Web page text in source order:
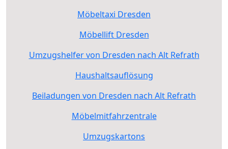
Möbeltaxi Dresden
Möbellift Dresden
Umzugshelfer von Dresden nach Alt Refrath
Haushaltsauflösung
Beiladungen von Dresden nach Alt Refrath
Möbelmitfahrzentrale
Umzugskartons